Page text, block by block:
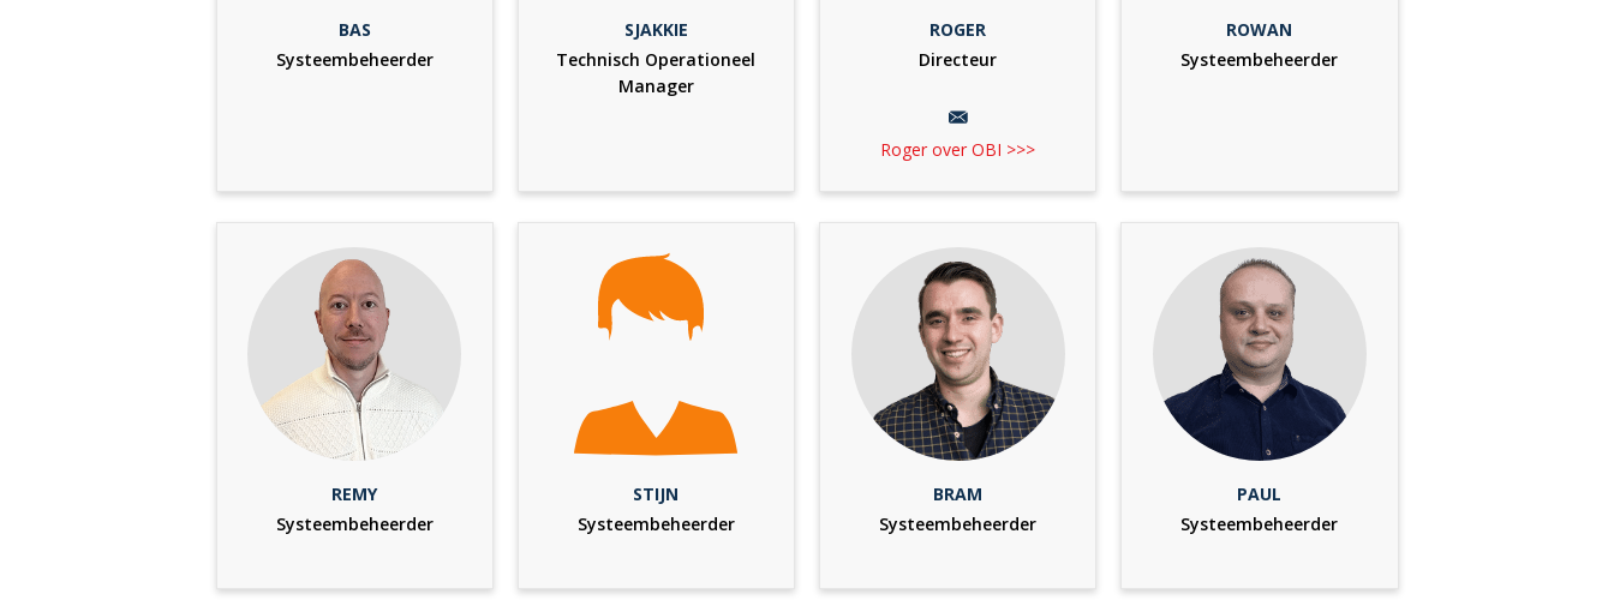
BAS
Systeembeheerder
SJAKKIE
Technisch Operationeel
Manager
ROGER
Directeur
Roger over OBI >>>
ROWAN
Systeembeheerder
REMY
Systeembeheerder
STIJN
Systeembeheerder
BRAM
Systeembeheerder
PAUL
Systeembeheerder